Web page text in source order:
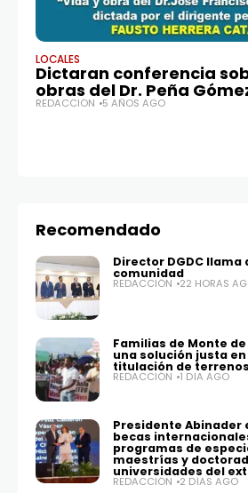
LOCALES
Dictaran conferencia
obras del Dr. Peña
REDACCIÓN 5 AÑOS AGO
Recomendado
Director DGDC
comunidad
REDACCIÓN 22 HORAS
Familias de Monte
una solución justa
titulación de terrenos
REDACCIÓN 1 DÍA AGO
Presidente Abinader
becas
programas de
maestrías y
universidades del
REDACCIÓN 2 DÍAS AGO